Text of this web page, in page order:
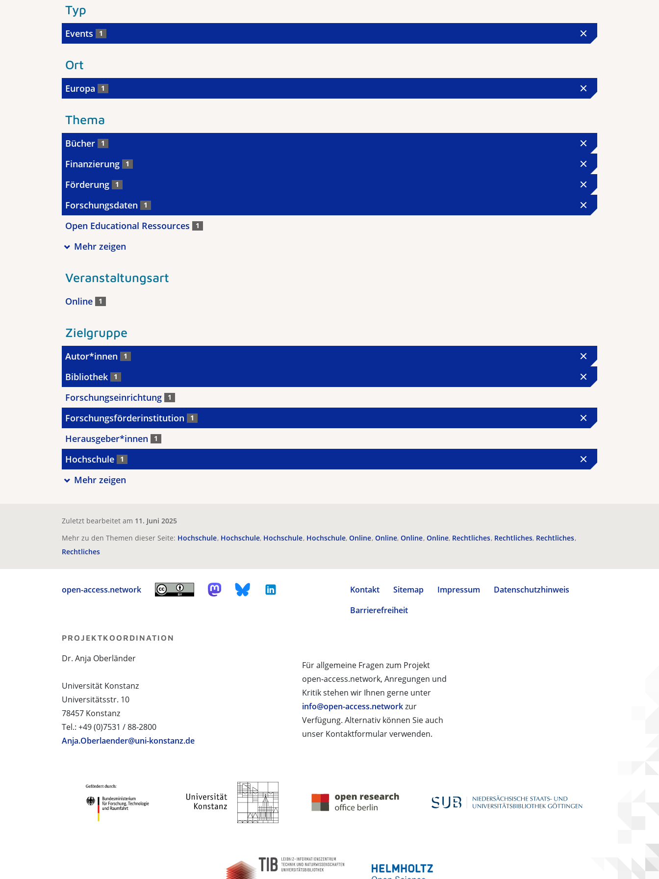
Typ
Events 1
Ort
Europa 1
Thema
Bücher 1
Finanzierung 1
Förderung 1
Forschungsdaten 1
Open Educational Ressources 1
Mehr zeigen
Veranstaltungsart
Online 1
Zielgruppe
Autor*innen 1
Bibliothek 1
Forschungseinrichtung 1
Forschungsförderinstitution 1
Herausgeber*innen 1
Hochschule 1
Mehr zeigen
Zuletzt bearbeitet am 11. Juni 2025
Mehr zu den Themen dieser Seite: Hochschule Hochschule Hochschule Hochschule Online Online Online Online Rechtliches Rechtliches Rechtliches
Rechtliches
open-access.network Kontakt Sitemap Impressum
Datenschutzhinweis
Barrierefreiheit
Für allgemeine Fragen zum Projekt
open-access.network, Anregungen und
Kritik stehen wir Ihnen gerne unter
info@open-access.networkzur
Verfügung. Alternativ können Sie auch
unser Kontaktformular verwenden.
PROJEKTKOORDINATION
Dr. Anja Oberländer
Universität Konstanz
Universitätsstr. 10
78457 Konstanz
Tel.: +49 (0)7531 / 88-2800
Anja.Oberlaender@uni-konstanz.de